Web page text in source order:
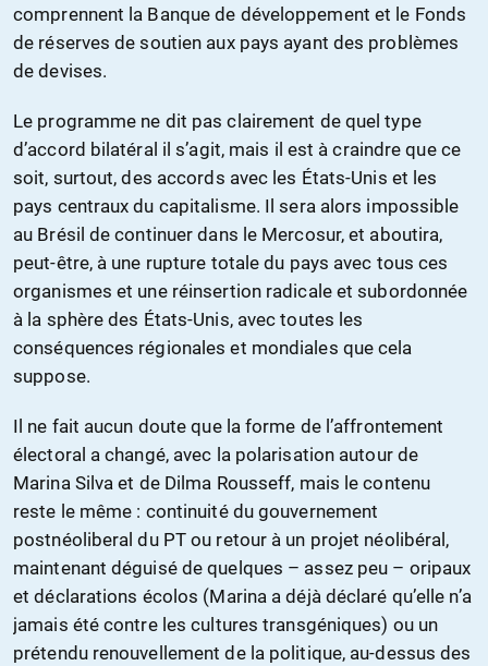
comprennent la Banque de développement et le Fonds
de réserves de soutien aux pays ayant des problèmes
de devises.
Le programme ne dit pas clairement de quel type
d’accord bilatéral il s’agit, mais il est à craindre que ce
soit, surtout, des accords avec les États-Unis et les
pays centraux du capitalisme. Il sera alors impossible
au Brésil de continuer dans le Mercosur, et aboutira,
peut-être, à une rupture totale du pays avec tous ces
organismes et une réinsertion radicale et subordonnée
à la sphère des États-Unis, avec toutes les
conséquences régionales et mondiales que cela
suppose.
Il ne fait aucun doute que la forme de l’affrontement
électoral a changé, avec la polarisation autour de
Marina Silva et de Dilma Rousseff, mais le contenu
reste le même : continuité du gouvernement
postnéoliberal du PT ou retour à un projet néolibéral,
maintenant déguisé de quelques – assez peu – oripaux
et déclarations écolos (Marina a déjà déclaré qu’elle n’a
jamais été contre les cultures transgéniques) ou un
prétendu renouvellement de la politique, au-dessus des